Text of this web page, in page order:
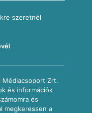
szeretnél
Médiacsoport Zrt.
és információk
és
megkeressen a